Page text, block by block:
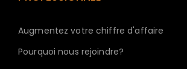
Augmentez votre chiffre d'affaire
Pourquoi nous rejoindre?